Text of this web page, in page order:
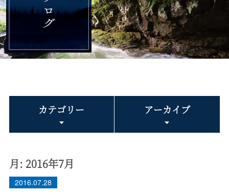
カテゴリー アーカイブ
月: 2016年7月
2016.07.28